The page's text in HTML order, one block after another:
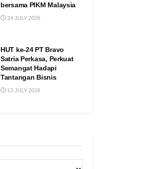
bersama PIKM Malaysia
24 JULY 2026
HUT ke-24 PT Bravo
Satria Perkasa, Perkuat
Semangat Hadapi
Tantangan Bisnis
13 JULY 2026